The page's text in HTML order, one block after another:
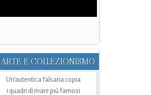
ARTE E COLLEZIONISMO
Un’autentica falsaria copia
i quadri di mare più famosi